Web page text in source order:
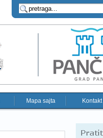
Mapa sajta Kontakt